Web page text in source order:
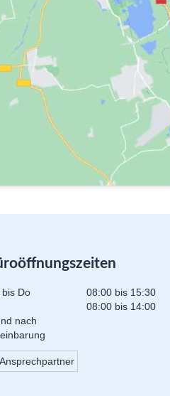
bis Do
08:00 bis 15:30
08:00 bis 14:00
nach